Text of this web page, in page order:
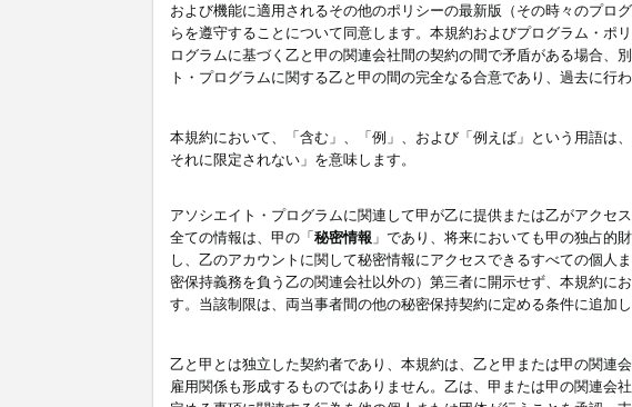
および機能に適用されるその他のポリシーの最新版（その時々のプロ
らを遵守することについて同意します。本規約およびプログラム・
ログラムに基づく乙と甲の関連会社間の契約の間で矛盾がある場合、
ト・プログラムに関する乙と甲の間の完全なる合意であり、過去に行
本規約において、「含む」、「例」、および「例えば」という用語は
それに限定されない」を意味します。
アソシエイト・プログラムに関連して甲が乙に提供または乙がアクセ
全ての情報は、甲の「秘密情報 」であり、将来においても甲の独占的
し、乙のアカウントに関して秘密情報にアクセスできるすべての個
密保持義務を負う乙の関連会社以外の）第三者に開示せず、本規約に
す。当該制限は、両当事者間の他の秘密保持契約に定める条件に追加
乙と甲とは独立した契約者であり、本規約は、乙と甲または甲の関連
雇用関係も形成するものではありません。乙は、甲または甲の関連会